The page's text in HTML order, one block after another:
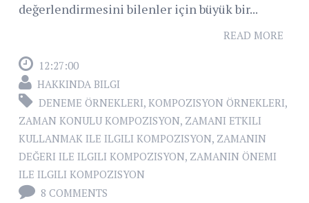
değerlendirmesini bilenler için büyük bir...
READ MORE
12:27:00
HAKKINDA BILGI
DENEME ÖRNEKLERI, KOMPOZISYON ÖRNEKLERI,
ZAMAN KONULU KOMPOZISYON, ZAMANI ETKILI
KULLANMAK ILE ILGILI KOMPOZISYON, ZAMANIN
DEĞERI ILE ILGILI KOMPOZISYON, ZAMANIN ÖNEMI
ILE ILGILI KOMPOZISYON
8 COMMENTS